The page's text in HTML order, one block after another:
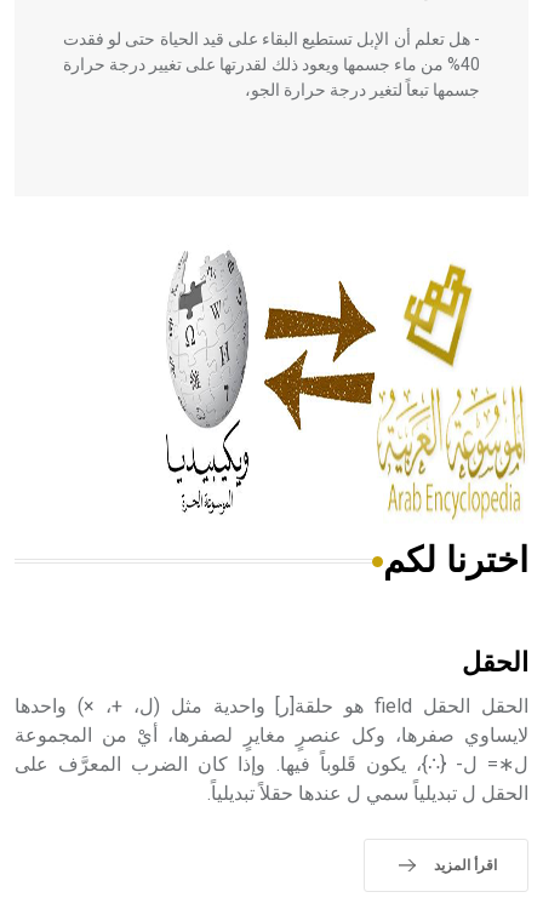
- هل تعلم أن الإبل تستطيع البقاء على قيد الحياة حتى لو فقدت
40% من ماء جسمها ويعود ذلك لقدرتها على تغيير درجة حرارة
جسمها تبعاً لتغير درجة حرارة الجو،
الحكم، الأدلة، تنظيم التغذية، ورسالته في جروح الرأس. ويعود
له الفضل بأنه حرر الطب من الدين والفلسفة.
- هل تعلم أن المرجان إفراز حيواني يتكون في البحر ويتركب
من مادة كربونات الكلسيوم، وهو أحمر أو شديد الحمرة وهو
أجود أنواعه، ويمتاز بكبر الحجم ويسمى الش
هل تعلم أن الأبسيد كلمة فرنسية اللفظ تم اعتمادها مصطلحاً
- هل تعلم أن أبجر Abgar اسم معروف جيداً يعود إلى عدد من
الملوك الذين حكموا مدينة إديسا (الرها) من أبجر الأول وحتى
اخترنا لكم
الحقل
الحقل الحقل field هو حلقة[ر] واحدية مثل (ل، +، ×) واحدها
لايساوي صفرها، وكل عنصرٍ مغايرٍ لصفرها، أيْ من المجموعة
ل∗= ل- {∴}، يكون قَلوباً فيها. وإذا كان الضرب المعرَّف على
الحقل ل تبديلياً سمي ل عندها حقلاً تبديلياً.
اقرأ المزيد